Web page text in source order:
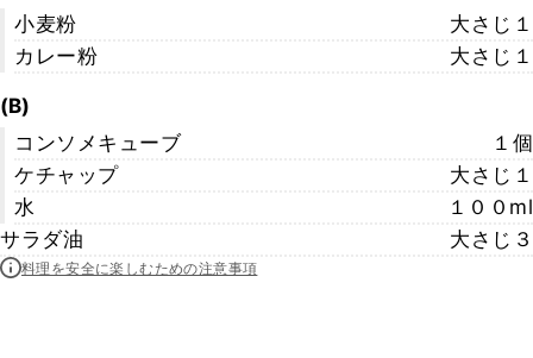
小麦粉
大さじ１
カレー粉
大さじ１
(B)
コンソメキューブ
１個
ケチャップ
大さじ１
水
１００ml
サラダ油
大さじ３
料理を安全に楽しむための注意事項